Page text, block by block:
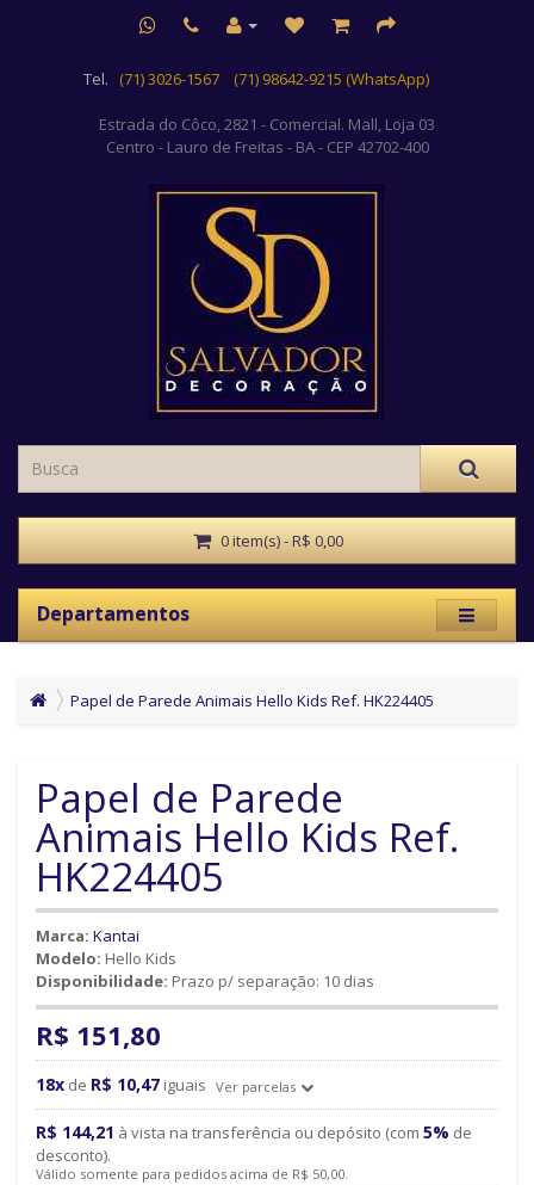
Tel. (71) 3026-1567 (71) 98642-9215 (WhatsApp)
Estrada do Côco, 2821 - Comercial. Mall, Loja 03
Centro - Lauro de Freitas - BA - CEP 42702-400
0 item(s) - R$ 0,00
Departamentos
Papel de Parede Animais Hello Kids Ref. HK224405
Papel de Parede
Animais Hello Kids Ref.
HK224405
Marca: Kantai
Modelo: Hello Kids
Disponibilidade: Prazo p/ separação: 10 dias
R$ 151,80
18x de R$ 10,47 iguais Ver parcelas
R$ 144,21 à vista na transferência ou depósito (com 5% de
desconto).
Válido somente para pedidos acima de R$ 50,00.